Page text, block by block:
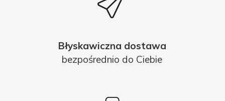
Błyskawiczna dostawa
bezpośrednio do Ciebie